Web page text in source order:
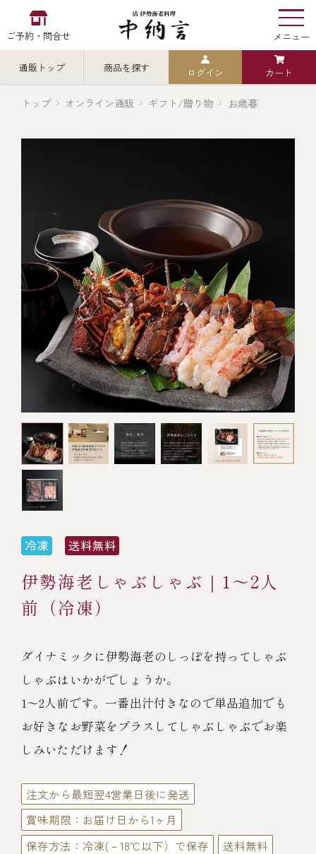
ご予約・問合せ メニュー
中納言の お食い初め
用途・シーン
ご結婚式 1.5次会・
二次会
レストラン
オンライン通販
(造り/焼物/蒸し/ボイル伊勢海老)
(ごちそう重/誕生日重/還暦重/お食い初め重)
(中納言/鉄板焼ひかり)
（中納言厨房）
弁当宅配・仕出し
鉄板焼 ひかり
製薬会社・MR
企業情報
プライバシーポリシー
サイトマップ
取引先エントリー
通販トップ 商品を探す
伊勢海老
全ての商品を見る
お造り（お刺身）
焼物
蒸し
ボイル伊勢海老
ごちそう重
全ての商品を見る
ごちそう重
還暦重
誕生日重
おせち
全ての商品を見る
生おせち
おせち冷凍
海鮮鍋
海鮮ＢＢＱ
調味料
お味噌汁
レストラン商品
鉄板焼ひかり
中納言
お弁当（冷凍）
その他
価格で探す
ログイン カート
トップ オンライン通販 ギフト/贈り物 お歳暮
伊勢海老しゃぶしゃぶ｜1～2人
前（冷凍）
ダイナミックに伊勢海老のしっぽを持ってしゃぶ
しゃぶはいかがでしょうか。
1～2人前です。一番出汁付きなので単品追加でも
お好きなお野菜をプラスしてしゃぶしゃぶでお楽
しみいただけます！
注文から最短翌4営業日後に発送
賞味期限：お届け日から1ヶ月
保存方法：冷凍(－18℃以下）で保存
送料無料